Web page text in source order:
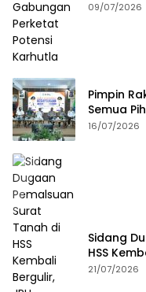
09/07/2026
Pimpin
Semua
16/07/2026
Sidang
HSS
Pelapor
21/07/2026